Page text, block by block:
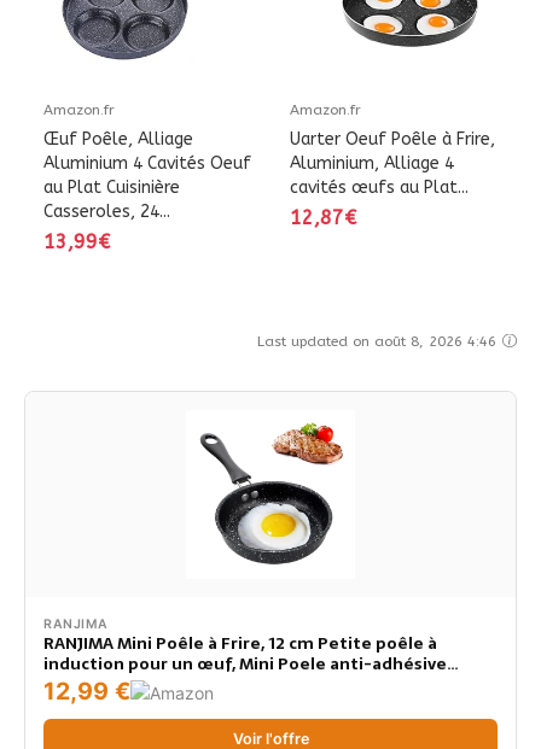
Amazon.fr
Œuf Poêle, Alliage
Aluminium 4 Cavités Oeuf
au Plat Cuisinière
Casseroles, 24...
13,99€
Amazon.fr
Uarter Oeuf Poêle à Frire,
Aluminium, Alliage 4
cavités œufs au Plat...
12,87€
Last updated on août 8, 2026 4:46
RANJIMA
RANJIMA Mini Poêle à Frire, 12 cm Petite poêle à
induction pour un œuf, Mini Poele anti-adhésive
Portable Petite Poele a Pancakes pour camping
cuisson, Bacon Tranches de Jambon Steaks Omelettes
12,99 €
Voir l'offre